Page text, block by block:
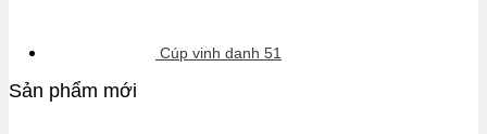
Cúp vinh danh 51
Sản phẩm mới